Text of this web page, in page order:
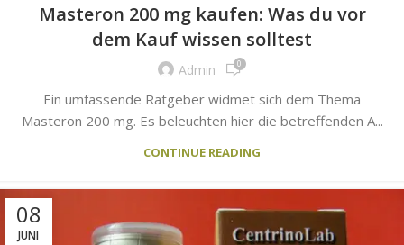
Masteron 200 mg kaufen: Was du vor
dem Kauf wissen solltest
Admin 0
Ein umfassende Ratgeber widmet sich dem Thema
Masteron 200 mg. Es beleuchten hier die betreffenden A...
CONTINUE READING
08
JUNI